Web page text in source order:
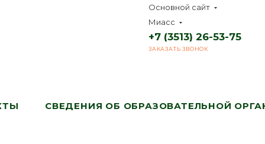
Основной сайт
Миасс
+7 (3513) 26-53-75
ЗАКАЗАТЬ ЗВОНОК
СВЕДЕНИЯ ОБ ОБРАЗОВАТЕЛЬНОЙ